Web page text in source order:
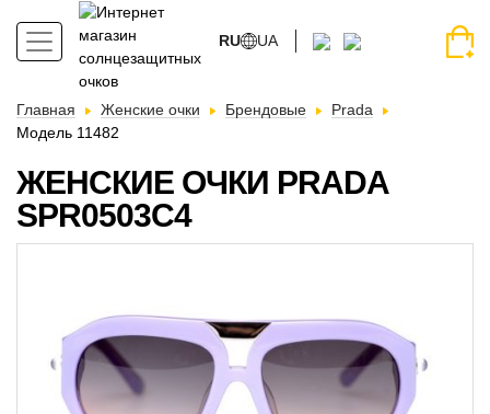
RU UA
Главная Женские очки Брендовые
Prada
Модель 11482
ЖЕНСКИЕ ОЧКИ PRADA
SPR0503C4